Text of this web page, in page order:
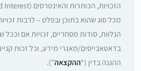
מכל סוג שהוא בתוכן ובפלט – לרבות
הנלוות, סודות מסחריים, זכויות אם וככל
בדאטאבייסים/מאגרי מידע, וכל זכות
ההגנה בדין (“ההקצאה”).